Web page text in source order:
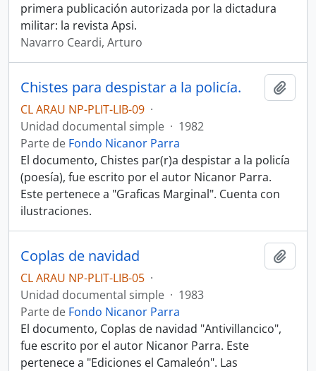
primera publicación autorizada por la dictadura
militar: la revista Apsi.
Navarro Ceardi, Arturo
Chistes para despistar a la policía.
CL ARAU NP-PLIT-LIB-09 ·
Unidad documental simple · 1982
Parte de Fondo Nicanor Parra
El documento, Chistes par(r)a despistar a la policía
(poesía), fue escrito por el autor Nicanor Parra.
Este pertenece a "Graficas Marginal". Cuenta con
ilustraciones.
Coplas de navidad
CL ARAU NP-PLIT-LIB-05 ·
Unidad documental simple · 1983
Parte de Fondo Nicanor Parra
El documento, Coplas de navidad "Antivillancico",
fue escrito por el autor Nicanor Parra. Este
pertenece a "Ediciones el Camaleón". Las